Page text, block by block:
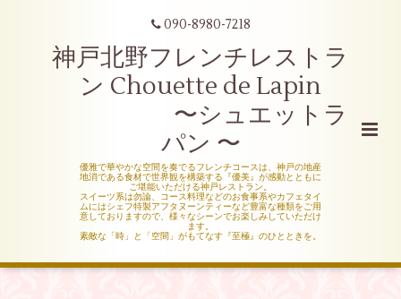
090-8980-7218
神戸北野フレンチレストラ
ン Chouette de Lapin
〜シュエットラ
パン 〜
優雅で華やかな空間を奏でるフレンチコースは、神戸の地産
地消である食材で世界観を構築する『優美』が感動とともに
ご堪能いただける神戸レストラン。
スイーツ系は勿論、コース料理などのお食事系やカフェタイ
ムにはシェフ特製アフタヌーンティーなど豊富な種類をご用
意しておりますので、様々なシーンでお楽しみしていただけ
ます。
素敵な「時」と「空間」がもてなす『至極』のひとときを。